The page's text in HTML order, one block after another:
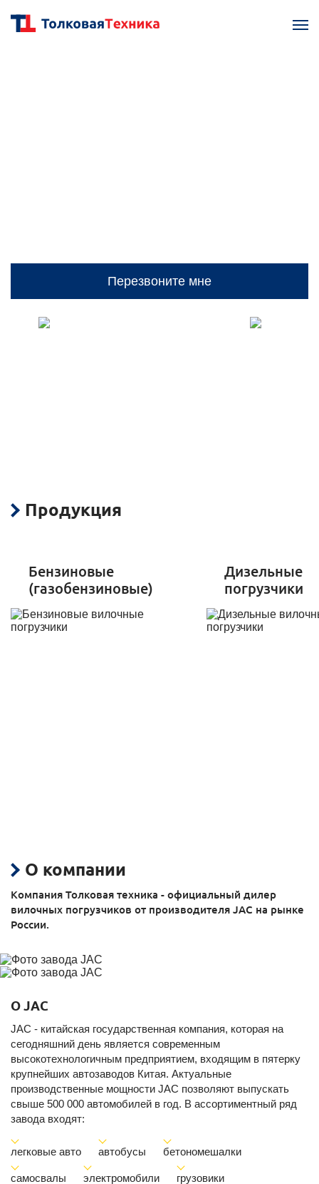
Перезвоните мне
Продукция
Бензиновые
(газобензиновые)
Дизельные
погрузчики
О компании
Компания Толковая техника - официальный дилер
вилочных погрузчиков от производителя JAC на рынке
России.
О JAC
JAC - китайская государственная компания, которая на
сегодняшний день является современным
высокотехнологичным предприятием, входящим в пятерку
крупнейших автозаводов Китая. Актуальные
производственные мощности JAC позволяют выпускать
свыше 500 000 автомобилей в год. В ассортиментный ряд
завода входят:
легковые авто автобусы бетономешалки
самосвалы электромобили грузовики